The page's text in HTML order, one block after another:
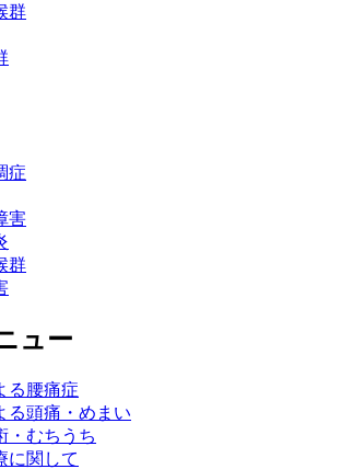
群
症
害
群
ュー
る腰痛症
る頭痛・めまい
・むちうち
に関して